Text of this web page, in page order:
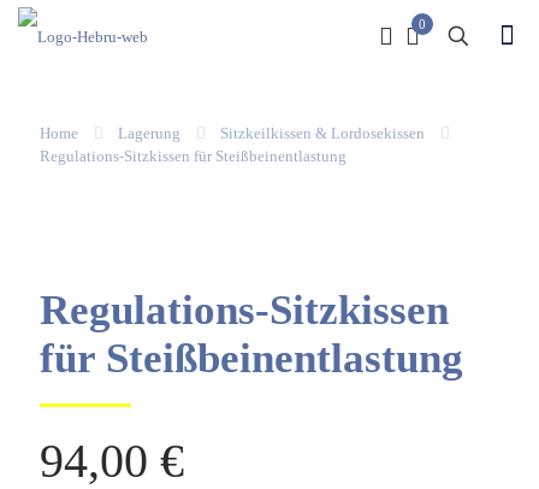
0
Home Lagerung
Sitzkeilkissen & Lordosekissen
Regulations-Sitzkissen für Steißbeinentlastung
Regulations-Sitzkissen
für Steißbeinentlastung
94,00 €